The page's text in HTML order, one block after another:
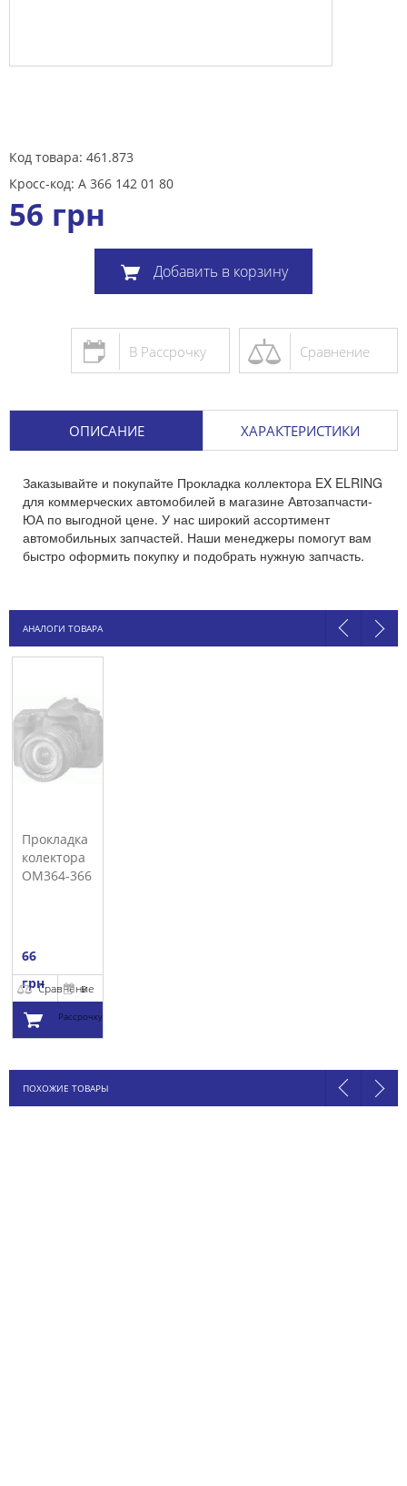
Код товара: 461.873
Кросс-код: A 366 142 01 80
56 грн
Добавить в корзину
Сравнение
В Рассрочку
ОПИСАНИЕ ХАРАКТЕРИСТИКИ
Заказывайте и покупайте Прокладка коллектора EX ELRING
для коммерческих автомобилей в магазине Автозапчасти-
ЮА по выгодной цене. У нас широкий ассортимент
автомобильных запчастей. Наши менеджеры помогут вам
быстро оформить покупку и подобрать нужную запчасть.
АНАЛОГИ ТОВАРА
Прокладка
колектора
OM364-366
66
грнСравнение
В
Рассрочку
корзину
ПОХОЖИЕ ТОВАРЫ